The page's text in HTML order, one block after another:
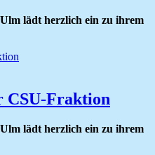
lädt herzlich ein zu ihrem
CSU-Fraktion
lädt herzlich ein zu ihrem